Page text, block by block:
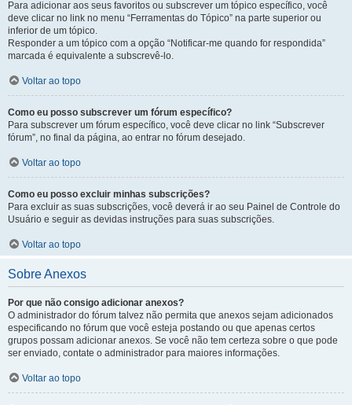
Para adicionar aos seus favoritos ou subscrever um tópico específico, você
deve clicar no link no menu “Ferramentas do Tópico” na parte superior ou
inferior de um tópico.
Responder a um tópico com a opção “Notificar-me quando for respondida”
marcada é equivalente a subscrevê-lo.
Voltar ao topo
Como eu posso subscrever um fórum específico?
Para subscrever um fórum específico, você deve clicar no link “Subscrever
fórum”, no final da página, ao entrar no fórum desejado.
Voltar ao topo
Como eu posso excluir minhas subscrições?
Para excluir as suas subscrições, você deverá ir ao seu Painel de Controle do
Usuário e seguir as devidas instruções para suas subscrições.
Voltar ao topo
Sobre Anexos
Por que não consigo adicionar anexos?
O administrador do fórum talvez não permita que anexos sejam adicionados
especificando no fórum que você esteja postando ou que apenas certos
grupos possam adicionar anexos. Se você não tem certeza sobre o que pode
ser enviado, contate o administrador para maiores informações.
Voltar ao topo